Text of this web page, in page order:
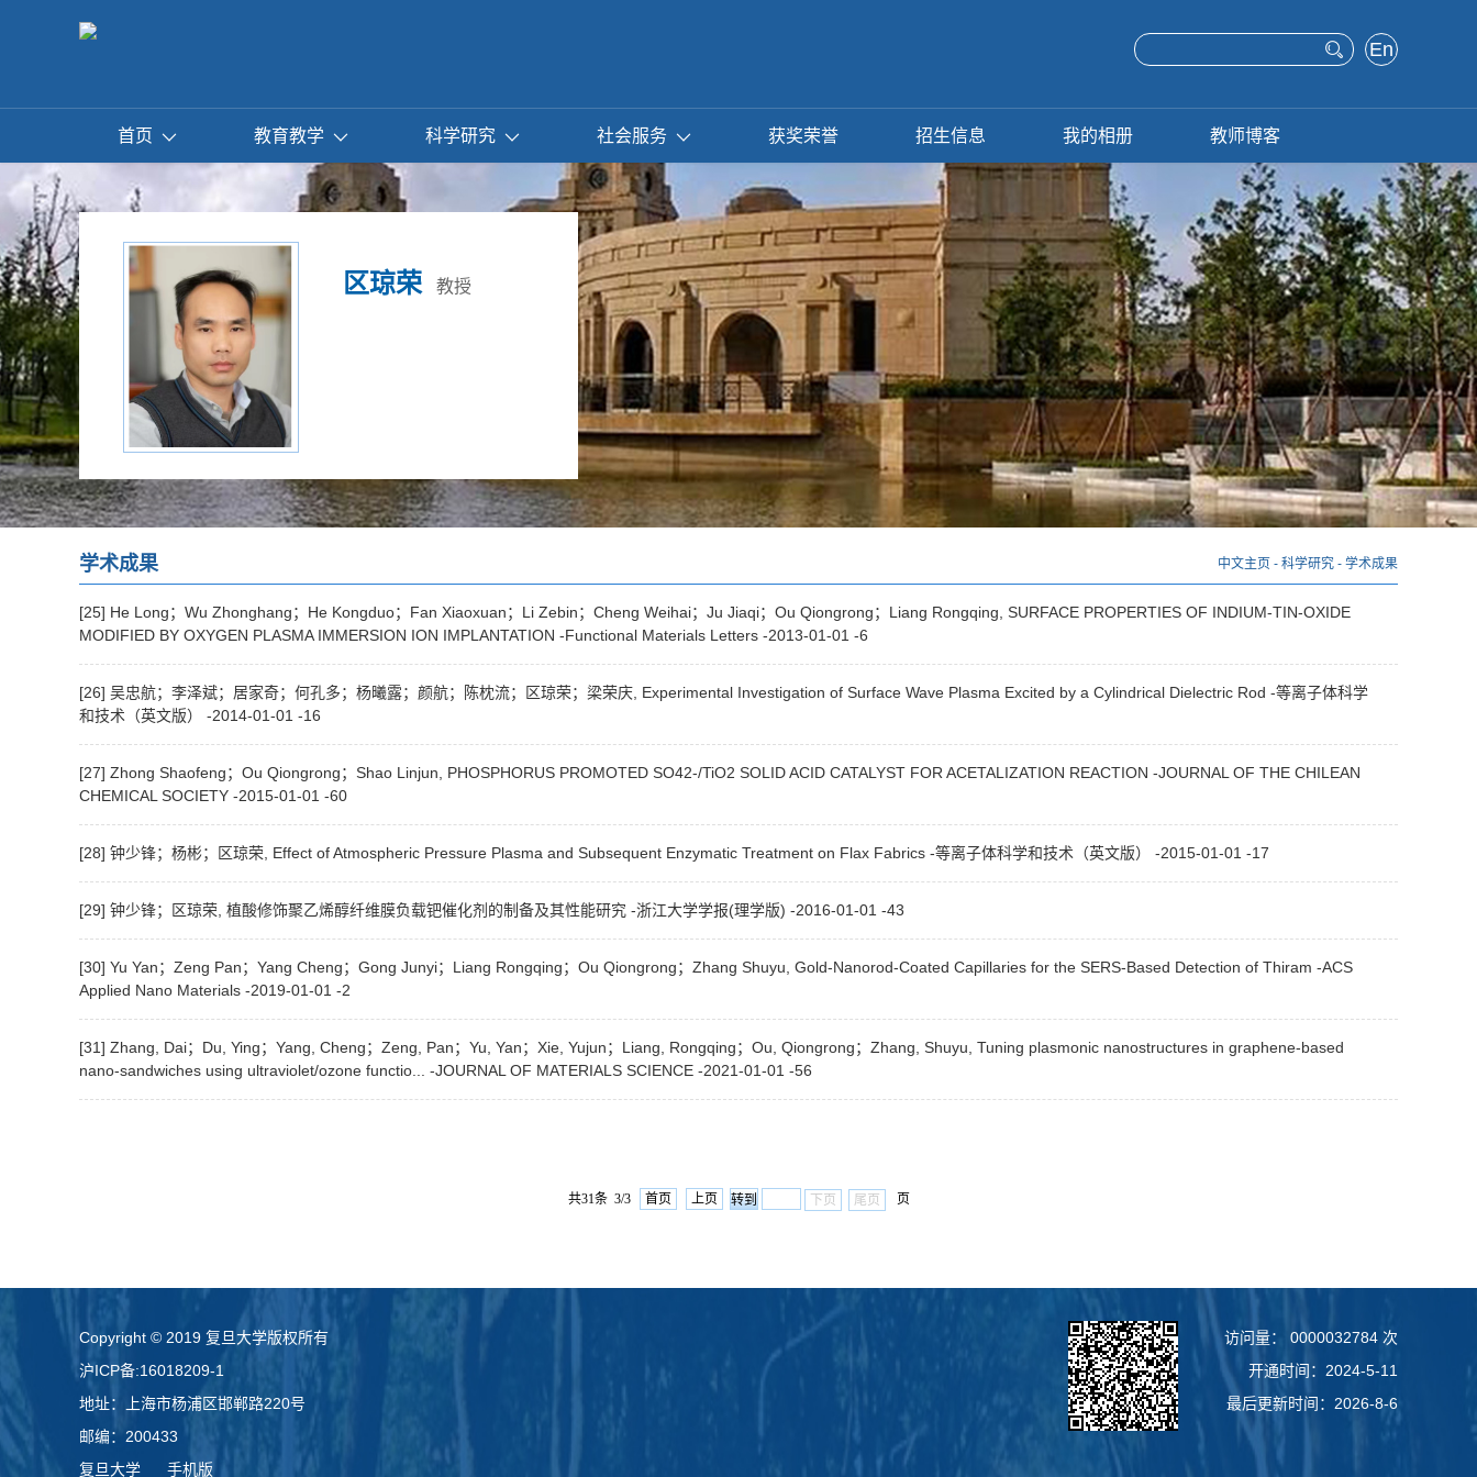
En
h
首页 教育教学 科学研究 社会服务 获奖荣誉 招生信息 我的相册 教师博客
区琼荣 教授
学术成果 中文主页 - 科学研究 - 学术成果
[25] He Long；Wu Zhonghang；He Kongduo；Fan Xiaoxuan；Li Zebin；Cheng Weihai；Ju Jiaqi；Ou Qiongrong；Liang Rongqing, SURFACE PROPERTIES OF INDIUM-TIN-OXIDE
MODIFIED BY OXYGEN PLASMA IMMERSION ION IMPLANTATION -Functional Materials Letters -2013-01-01 -6
[26] 吴忠航；李泽斌；居家奇；何孔多；杨曦露；颜航；陈枕流；区琼荣；梁荣庆, Experimental Investigation of Surface Wave Plasma Excited by a Cylindrical Dielectric Rod -等离子体科学
和技术（英文版） -2014-01-01 -16
[27] Zhong Shaofeng；Ou Qiongrong；Shao Linjun, PHOSPHORUS PROMOTED SO42-/TiO2 SOLID ACID CATALYST FOR ACETALIZATION REACTION -JOURNAL OF THE CHILEAN
CHEMICAL SOCIETY -2015-01-01 -60
[28] 钟少锋；杨彬；区琼荣, Effect of Atmospheric Pressure Plasma and Subsequent Enzymatic Treatment on Flax Fabrics -等离子体科学和技术（英文版） -2015-01-01 -17
[29] 钟少锋；区琼荣, 植酸修饰聚乙烯醇纤维膜负载钯催化剂的制备及其性能研究 -浙江大学学报(理学版) -2016-01-01 -43
[30] Yu Yan；Zeng Pan；Yang Cheng；Gong Junyi；Liang Rongqing；Ou Qiongrong；Zhang Shuyu, Gold-Nanorod-Coated Capillaries for the SERS-Based Detection of Thiram -ACS
Applied Nano Materials -2019-01-01 -2
[31] Zhang, Dai；Du, Ying；Yang, Cheng；Zeng, Pan；Yu, Yan；Xie, Yujun；Liang, Rongqing；Ou, Qiongrong；Zhang, Shuyu, Tuning plasmonic nanostructures in graphene-based
nano-sandwiches using ultraviolet/ozone functio... -JOURNAL OF MATERIALS SCIENCE -2021-01-01 -56
共31条 3/3 首页 上页 下页 尾页 页
​Copyright © 2019 复旦大学版权所有
沪ICP备:16018209-1
地址：上海市杨浦区邯郸路220号
邮编：200433
复旦大学
手机版
访问量： 0000032784 次
开通时间： 2024-5-11
最后更新时间： 2026-8-6